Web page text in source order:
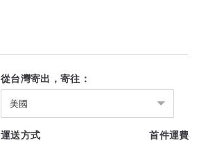
從台灣寄出，寄往：
美國
運送方式 首件運費